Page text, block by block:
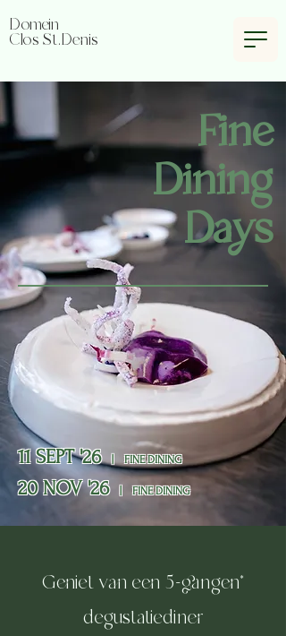
Domein
Clos St.Denis
Fine
Dining
Days
11 SEPT '26 | FINE DINING
20 NOV '26 | FINE DINING
Geniet van een 5-gangen*
degustatiediner